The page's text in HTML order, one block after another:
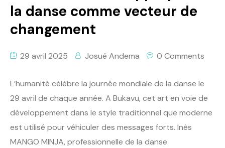
la danse comme vecteur de
changement
29 avril 2025 Josué Andema 0 Comments
L’humanité célèbre la journée mondiale de la danse le
29 avril de chaque année. A Bukavu, cet art en voie de
développement dans le style traditionnel que moderne
est utilisé pour véhiculer des messages forts. Inès
MANGO MINJA, professionnelle de la danse